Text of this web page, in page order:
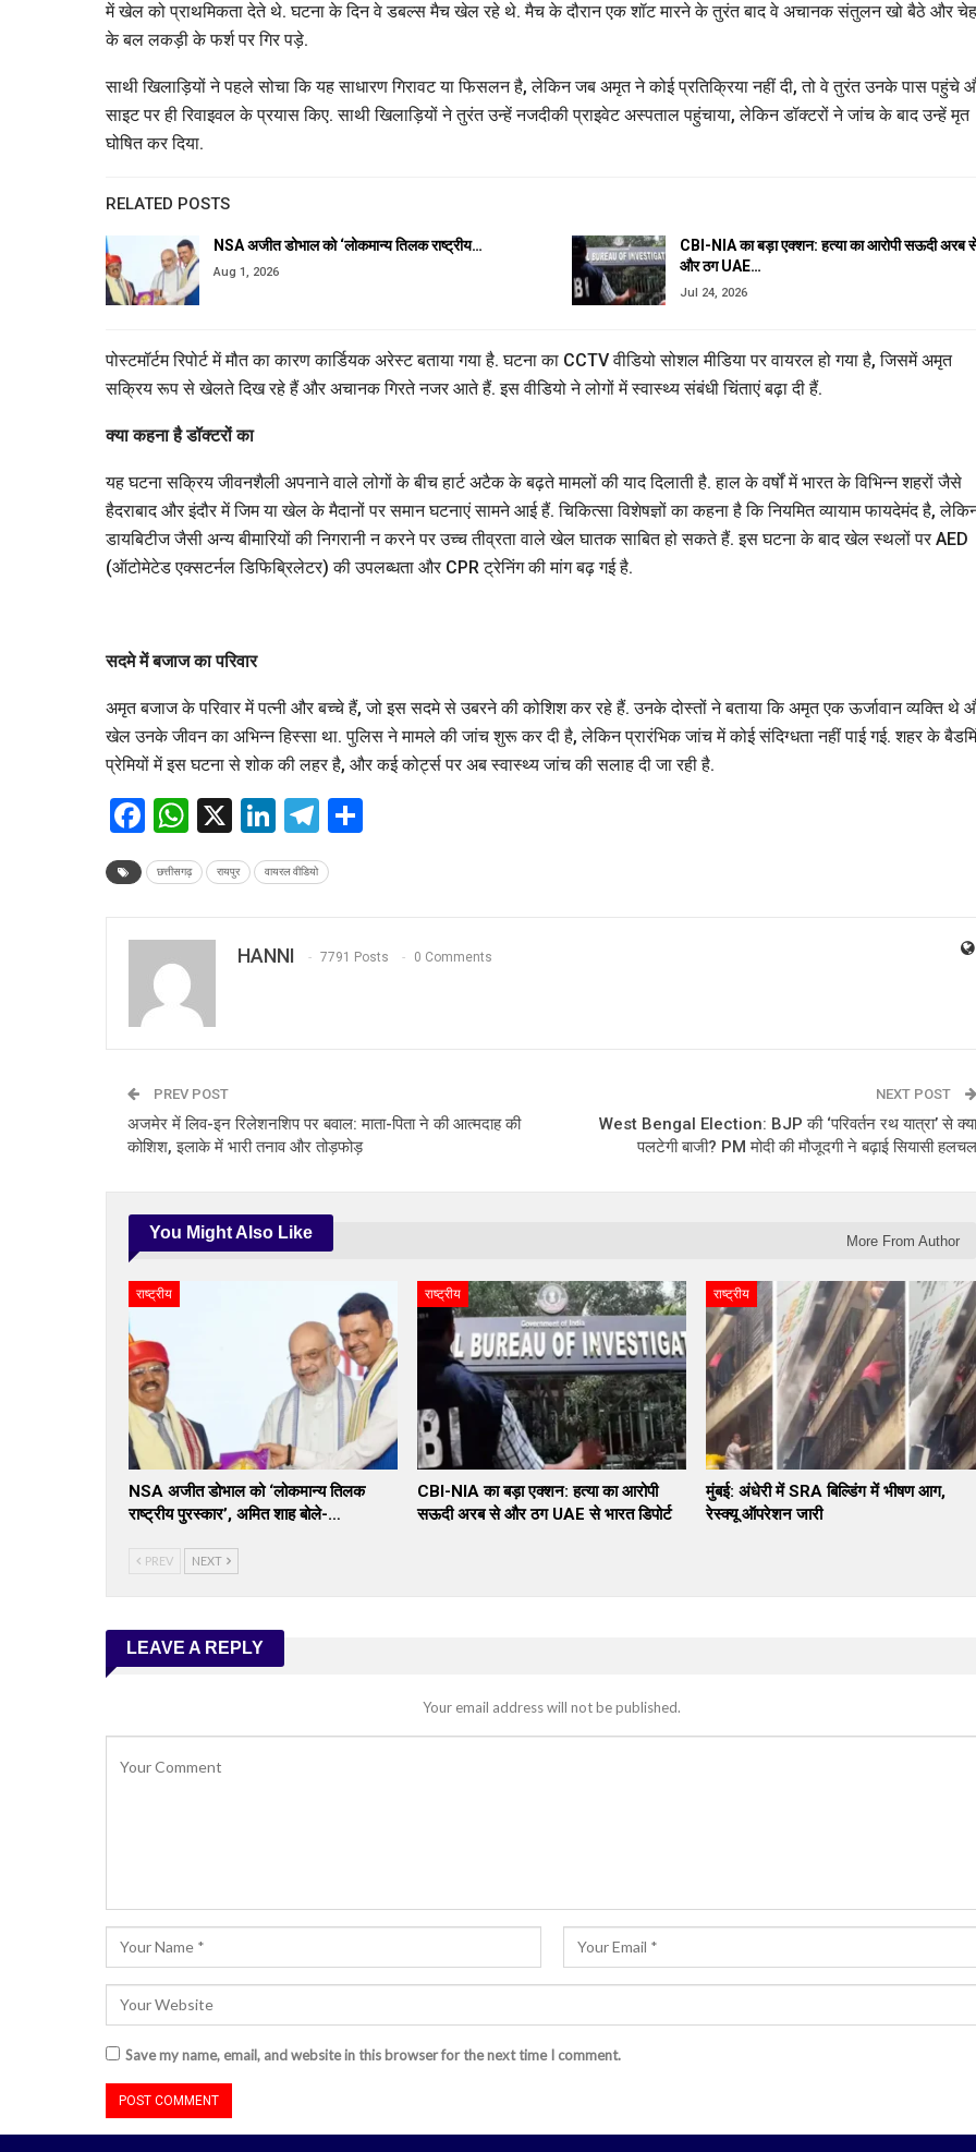
में खेल को प्राथमिकता देते थे. घटना के दिन वे डबल्स मैच खेल रहे थे. मैच के दौरान एक शॉट मारने के तुरंत बाद वे अचानक संतुलन खो बैठे और
के बल लकड़ी के फर्श पर गिर पड़े.
साथी खिलाड़ियों ने पहले सोचा कि यह साधारण गिरावट या फिसलन है, लेकिन जब अमृत ने कोई प्रतिक्रिया नहीं दी, तो वे तुरंत उनके पास पहुंचे
साइट पर ही रिवाइवल के प्रयास किए. साथी खिलाड़ियों ने तुरंत उन्हें नजदीकी प्राइवेट अस्पताल पहुंचाया, लेकिन डॉक्टरों ने जांच के बाद उन्हें मृत
घोषित कर दिया.
RELATED POSTS
NSA अजीत डोभाल को ‘लोकमान्य तिलक राष्ट्रीय…
Aug 1, 2026
CBI-NIA का बड़ा एक्शन: हत्या का आरोपी सऊदी अरब
और ठग UAE…
Jul 24, 2026
पोस्टमॉर्टम रिपोर्ट में मौत का कारण कार्डियक अरेस्ट बताया गया है. घटना का CCTV वीडियो सोशल मीडिया पर वायरल हो गया है, जिसमें अमृत
सक्रिय रूप से खेलते दिख रहे हैं और अचानक गिरते नजर आते हैं. इस वीडियो ने लोगों में स्वास्थ्य संबंधी चिंताएं बढ़ा दी हैं.
क्या कहना है डॉक्टरों का
यह घटना सक्रिय जीवनशैली अपनाने वाले लोगों के बीच हार्ट अटैक के बढ़ते मामलों की याद दिलाती है. हाल के वर्षों में भारत के विभिन्न शहरों जैसे
हैदराबाद और इंदौर में जिम या खेल के मैदानों पर समान घटनाएं सामने आई हैं. चिकित्सा विशेषज्ञों का कहना है कि नियमित व्यायाम फायदेमंद है,
डायबिटीज जैसी अन्य बीमारियों की निगरानी न करने पर उच्च तीव्रता वाले खेल घातक साबित हो सकते हैं. इस घटना के बाद खेल स्थलों पर AED
(ऑटोमेटेड एक्सटर्नल डिफिब्रिलेटर) की उपलब्धता और CPR ट्रेनिंग की मांग बढ़ गई है.
सदमे में बजाज का परिवार
अमृत बजाज के परिवार में पत्नी और बच्चे हैं, जो इस सदमे से उबरने की कोशिश कर रहे हैं. उनके दोस्तों ने बताया कि अमृत एक ऊर्जावान व्यक्ति थे
खेल उनके जीवन का अभिन्न हिस्सा था. पुलिस ने मामले की जांच शुरू कर दी है, लेकिन प्रारंभिक जांच में कोई संदिग्धता नहीं पाई गई. शहर के
प्रेमियों में इस घटना से शोक की लहर है, और कई कोर्ट्स पर अब स्वास्थ्य जांच की सलाह दी जा रही है.
Facebook
WhatsApp
X LinkedIn
Telegram
छत्तीसगढ़ रायपुर वायरल वीडियो
HANNI 7791 Posts 0 Comments
PREV POST
अजमेर में लिव-इन रिलेशनशिप पर बवाल: माता-पिता ने की आत्मदाह की
कोशिश, इलाके में भारी तनाव और तोड़फोड़
NEXT POST
West Bengal Election: BJP की ‘परिवर्तन रथ यात्रा’ से क्या
पलटेगी बाजी? PM मोदी की मौजूदगी ने बढ़ाई सियासी हलचल
You Might Also Like More From Author
राष्ट्रीय
NSA अजीत डोभाल को ‘लोकमान्य तिलक
राष्ट्रीय पुरस्कार’, अमित शाह बोले-…
राष्ट्रीय
CBI-NIA का बड़ा एक्शन: हत्या का आरोपी
सऊदी अरब से और ठग UAE से भारत डिपोर्ट
राष्ट्रीय
मुंबई: अंधेरी में SRA बिल्डिंग में भीषण आग,
रेस्क्यू ऑपरेशन जारी
PREV NEXT
LEAVE A REPLY
Your email address will not be published.
Save my name, email, and website in this browser for the next time I comment.